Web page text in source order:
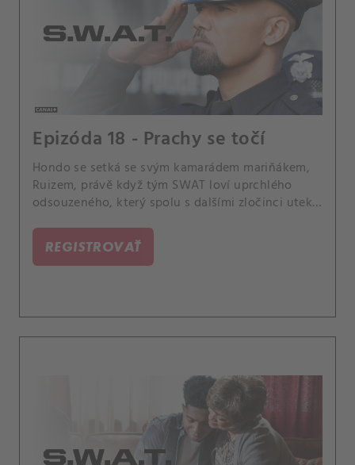
Epizóda 18 - Prachy se točí
Hondo se setká se svým kamarádem mariňákem,
Ruizem, právě když tým SWAT loví uprchlého
odsouzeného, který spolu s dalšími zločinci utekl
Také se Chris připravuje na těžké rozloučení se
svým partnerem K-9, který onemocněl.
REGISTROVAŤ